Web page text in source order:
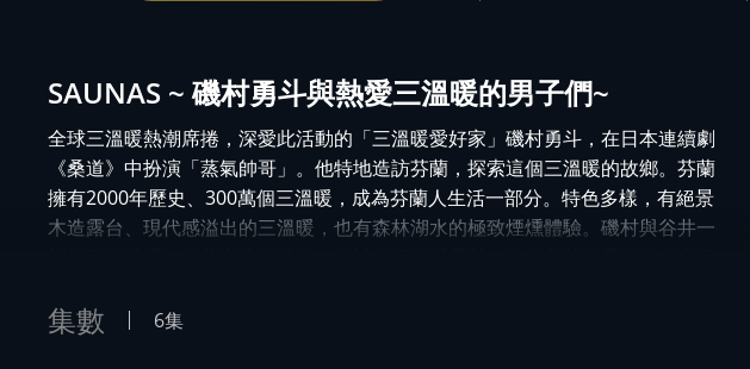
SAUNAS ~ 磯村勇斗與熱愛三溫暖的男子們~
全球三溫暖熱潮席捲，深愛此活動的「三溫暖愛好家」磯村勇斗，在日本連續劇
《桑道》中扮演「蒸氣帥哥」。他特地造訪芬蘭，探索這個三溫暖的故鄉。芬蘭
擁有2000年歷史、300萬個三溫暖，成為芬蘭人生活一部分。特色多樣，有絕景
木造露台、現代感溢出的三溫暖，也有森林湖水的極致煙燻體驗。磯村與谷井一
集數 6集